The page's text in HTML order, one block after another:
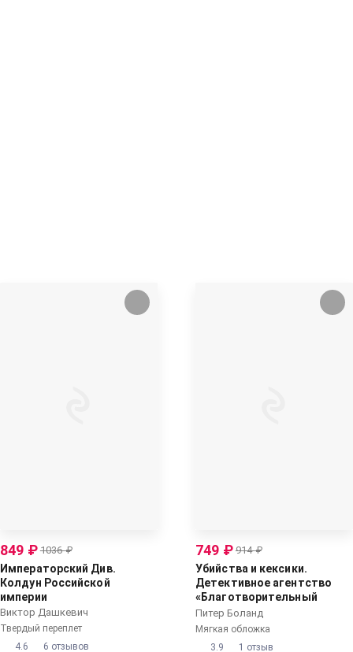
849 ₽ 1036₽
Императорский Див.
Колдун Российской
империи
Виктор Дашкевич
Твердый переплет
4.6
6 отзывов
749 ₽ 914₽
Убийства и кексики.
Детективное агентство
«Благотворительный
магазин» (#1)
Питер Боланд
Мягкая обложка
3.9
1 отзыв